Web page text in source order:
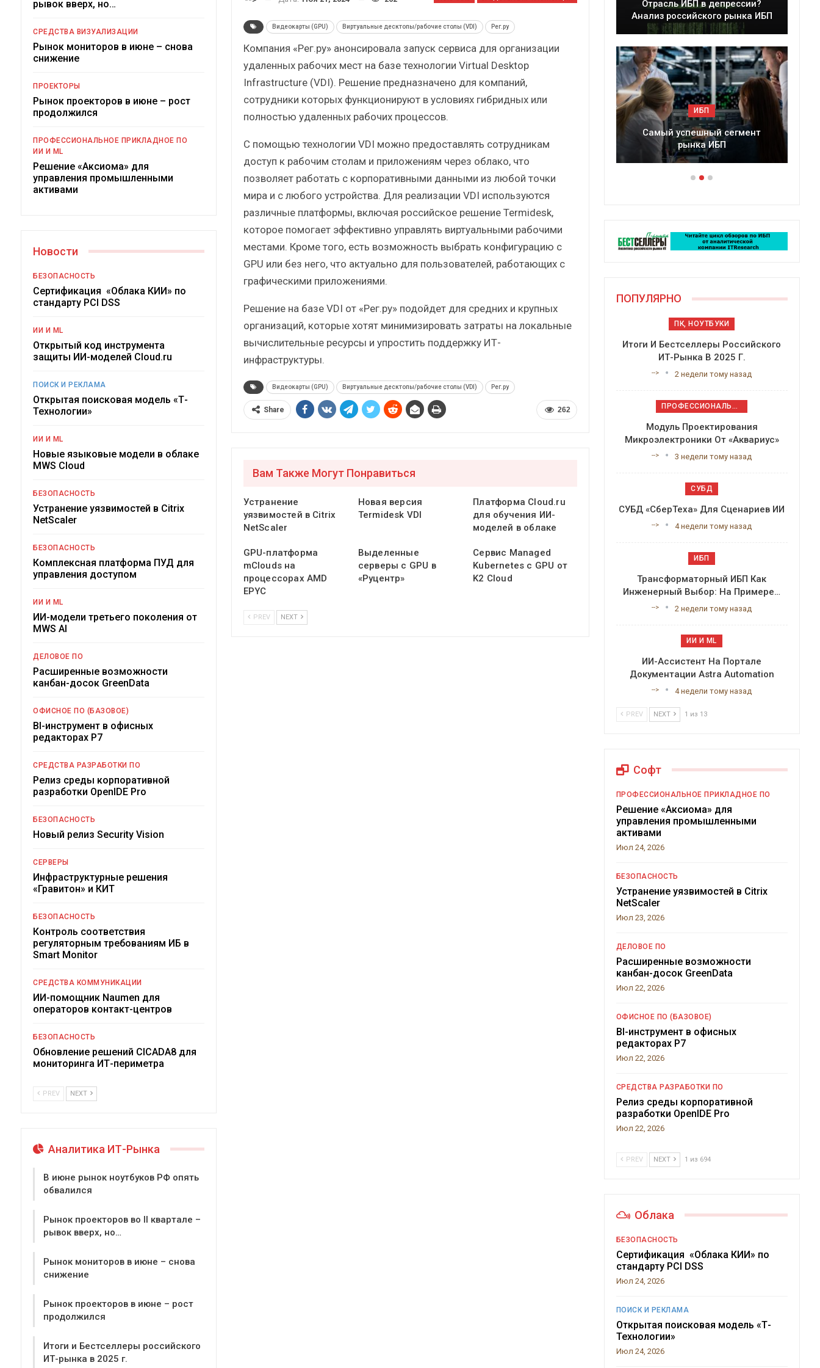
Видеокарты (GPU) Виртуальные десктопы/рабочие столы (VDI) Рег.ру
Компания «Рег.ру» анонсировала запуск сервиса для организации
удаленных рабочих мест на базе технологии Virtual Desktop
Infrastructure (VDI). Решение предназначено для компаний,
сотрудники которых функционируют в условиях гибридных или
полностью удаленных рабочих процессов.
С помощью технологии VDI можно предоставлять сотрудникам
доступ к рабочим столам и приложениям через облако, что
позволяет работать с корпоративными данными из любой точки
мира и с любого устройства. Для реализации VDI используются
различные платформы, включая российское решение Termidesk,
которое помогает эффективно управлять виртуальными рабочими
местами. Кроме того, есть возможность выбрать конфигурацию с
GPU или без него, что актуально для пользователей, работающих с
графическими приложениями.
Решение на базе VDI от «Рег.ру» подойдет для средних и крупных
организаций, которые хотят минимизировать затраты на локальные
вычислительные ресурсы и упростить поддержку ИТ-
инфраструктуры.
Видеокарты (GPU) Виртуальные десктопы/рабочие столы (VDI) Рег.ру
262
Share
Вам Также Могут Понравиться
Устранение
уязвимостей в Citrix
NetScaler
Новая версия
Termidesk VDI
Платформа Cloud.ru
для обучения ИИ-
моделей в облаке
GPU-платформа
mClouds на
процессорах AMD
EPYC
Выделенные
серверы с GPU в
«Руцентр»
Сервис Managed
Kubernetes с GPU от
K2 Cloud
PREV NEXT
рывок вверх, но…
СРЕДСТВА ВИЗУАЛИЗАЦИИ
Рынок мониторов в июне – снова
снижение
ПРОЕКТОРЫ
Рынок проекторов в июне – рост
продолжился
ПРОФЕССИОНАЛЬНОЕ ПРИКЛАДНОЕ ПО
ИИ И ML
Решение «Аксиома» для
управления промышленными
активами
Новости
БЕЗОПАСНОСТЬ
Сертификация «Облака КИИ» по
стандарту PCI DSS
ИИ И ML
Открытый код инструмента
защиты ИИ-моделей Cloud.ru
ПОИСК И РЕКЛАМА
Открытая поисковая модель «Т-
Технологии»
ИИ И ML
Новые языковые модели в облаке
MWS Cloud
БЕЗОПАСНОСТЬ
Устранение уязвимостей в Citrix
NetScaler
БЕЗОПАСНОСТЬ
Комплексная платформа ПУД для
управления доступом
ИИ И ML
ИИ-модели третьего поколения от
MWS AI
ДЕЛОВОЕ ПО
Расширенные возможности
канбан-досок GreenData
ОФИСНОЕ ПО (БАЗОВОЕ)
BI-инструмент в офисных
редакторах Р7
СРЕДСТВА РАЗРАБОТКИ ПО
Релиз среды корпоративной
разработки OpenIDE Pro
БЕЗОПАСНОСТЬ
Новый релиз Security Vision
СЕРВЕРЫ
Инфраструктурные решения
«Гравитон» и КИТ
БЕЗОПАСНОСТЬ
Контроль соответствия
регуляторным требованиям ИБ в
Smart Monitor
СРЕДСТВА КОММУНИКАЦИИ
ИИ-помощник Naumen для
операторов контакт-центров
БЕЗОПАСНОСТЬ
Обновление решений CICADA8 для
мониторинга ИТ-периметра
PREV NEXT
Аналитика ИТ-Рынка
В июне рынок ноутбуков РФ опять
обвалился
Рынок проекторов во II квартале –
рывок вверх, но…
Рынок мониторов в июне – снова
снижение
Рынок проекторов в июне – рост
продолжился
Итоги и Бестселлеры российского
ИТ-рынка в 2025 г.
Краткий статистический
российский рынок ИБП?
Итоги и Бестселлеры
Часть II.
Отрасль ИБП в депрессии?
рынка ИБП
Краткий статистический
сборник от…
ИБП
Подкосят ли глобальные угрозы
российский рынок ИБП?
ПОПУЛЯРНО
ПК, НОУТБУКИ
Итоги И Бестселлеры Российского
ИТ-Рынка В 2025 Г.
--> 2 недели тому назад
ПРОФЕССИОНАЛЬНОЕ ПРИКЛАДНОЕ ПО
Модуль Проектирования
Микроэлектроники От «Аквариус»
--> 3 недели тому назад
СУБД
СУБД «СберТеха» Для Сценариев ИИ
--> 4 недели тому назад
ИБП
Трансформаторный ИБП Как
Инженерный Выбор: На Примере…
--> 2 недели тому назад
ИИ И ML
ИИ-Ассистент На Портале
Документации Astra Automation
--> 4 недели тому назад
PREV NEXT 1 из 13
Софт
ПРОФЕССИОНАЛЬНОЕ ПРИКЛАДНОЕ ПО
Решение «Аксиома» для
управления промышленными
активами
Июл 24, 2026
БЕЗОПАСНОСТЬ
Устранение уязвимостей в Citrix
NetScaler
Июл 23, 2026
ДЕЛОВОЕ ПО
Расширенные возможности
канбан-досок GreenData
Июл 22, 2026
ОФИСНОЕ ПО (БАЗОВОЕ)
BI-инструмент в офисных
редакторах Р7
Июл 22, 2026
СРЕДСТВА РАЗРАБОТКИ ПО
Релиз среды корпоративной
разработки OpenIDE Pro
Июл 22, 2026
PREV NEXT 1 из 694
Облака
БЕЗОПАСНОСТЬ
Сертификация «Облака КИИ» по
стандарту PCI DSS
Июл 24, 2026
ПОИСК И РЕКЛАМА
Открытая поисковая модель «Т-
Технологии»
Июл 24, 2026